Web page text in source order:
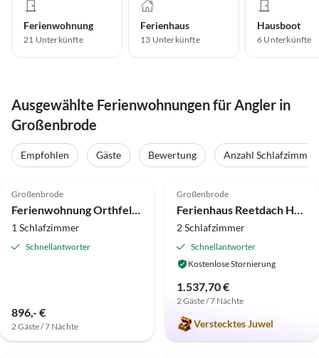
Ferienwohnung
21 Unterkünfte
Ferienhaus
13 Unterkünfte
Hausboot
6 Unterkünfte
Ausgewählte Ferienwohnungen für Angler in
Großenbrode
Empfohlen Gäste Bewertung Anzahl Schlafzimmer
Top-Inserat
Großenbrode
Ferienwohnung Orthfeld 18
1 Schlafzimmer
Schnellantworter
896,- €
2 Gäste / 7 Nächte
Top-Inserat
Großenbrode
Ferienhaus Reetdach Haus Reetlofts
2 Schlafzimmer
Schnellantworter
Kostenlose Stornierung
1.537,70 €
2 Gäste / 7 Nächte
Verstecktes Juwel
Top-Inserat
5.0 (7) Top-Inserat
4.8 (6)